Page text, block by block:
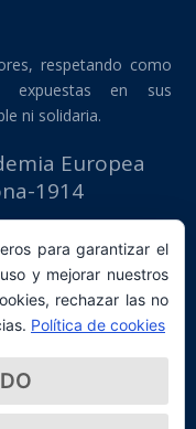
respetando como
expuestas en sus
ni solidaria.
Europea
1914
para garantizar el
y mejorar nuestros
rechazar las no
Política de cookies